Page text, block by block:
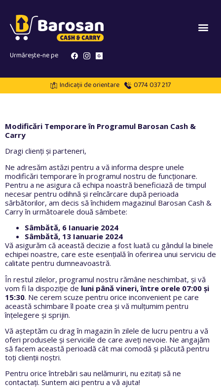
Urmărește-ne pe
Indicații de orientare 0774 037 217
Modificări Temporare în Programul Barosan Cash &
Carry
Dragi clienți și parteneri,
Ne adresăm astăzi pentru a vă informa despre unele
modificări temporare în programul nostru de funcționare.
Pentru a ne asigura că echipa noastră beneficiază de timpul
necesar pentru odihnă și reîncărcare după perioada
sărbătorilor, am decis să închidem magazinul Barosan Cash &
Carry în următoarele două sâmbete:
Sâmbătă, 6 Ianuarie 2024
Sâmbătă, 13 Ianuarie 2024
Vă asigurăm că această decizie a fost luată cu gândul la binele
echipei noastre, care este esențială în oferirea unui serviciu de
calitate pentru dumneavoastră.
În restul zilelor, programul nostru rămâne neschimbat, și vă
vom fi la dispoziție de luni până vineri, între orele 07:00 și
15:30. Ne cerem scuze pentru orice inconvenient pe care
această schimbare îl poate crea și vă mulțumim pentru
înțelegere și sprijin.
Vă așteptăm cu drag în magazin în zilele de lucru pentru a vă
oferi produsele și serviciile de care aveți nevoie. Ne angajăm
să facem această perioadă cât mai comodă și plăcută pentru
toți clienții noștri.
Pentru orice întrebări sau nelămuriri, nu ezitați să ne
contactați. Suntem aici pentru a vă ajuta!